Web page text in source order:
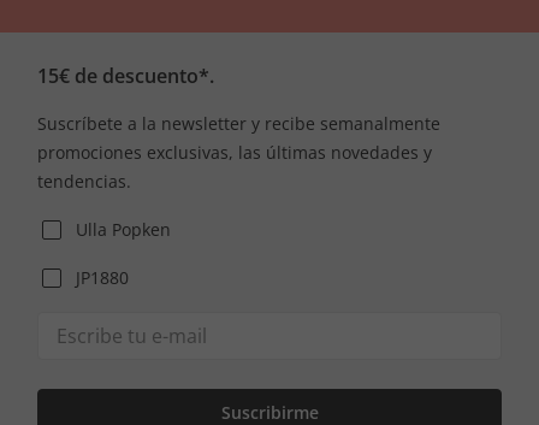
15€ de descuento*.
Suscríbete a la newsletter y recibe semanalmente
promociones exclusivas, las últimas novedades y
tendencias.
Ulla Popken
JP1880
Suscribirme